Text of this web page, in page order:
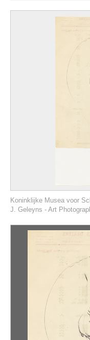
Koninklijke Musea voor
J. Geleyns - Art